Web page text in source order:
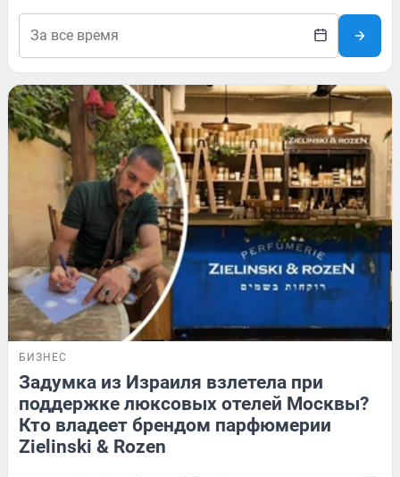
БИЗНЕС
Задумка из Израиля взлетела при
поддержке люксовых отелей Москвы?
Кто владеет брендом парфюмерии
Zielinski & Rozen